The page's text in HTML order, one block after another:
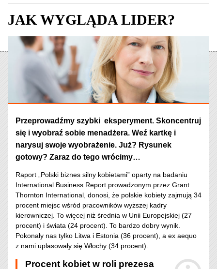
JAK WYGLĄDA LIDER?
Przeprowadźmy szybki eksperyment. Skoncentruj
się i wyobraź sobie menadżera. Weź kartkę i
narysuj swoje wyobrażenie. Już? Rysunek
gotowy? Zaraz do tego wrócimy…
Raport „Polski biznes silny kobietami” oparty na badaniu
International Business Report prowadzonym przez Grant
Thornton International, donosi, że polskie kobiety zajmują 34
procent miejsc wśród pracowników wyższej kadry
kierowniczej. To więcej niż średnia w Unii Europejskiej (27
procent) i świata (24 procent). To bardzo dobry wynik.
Pokonały nas tylko Litwa i Estonia (36 procent), a ex aequo
z nami uplasowały się Włochy (34 procent).
Procent kobiet w roli prezesa